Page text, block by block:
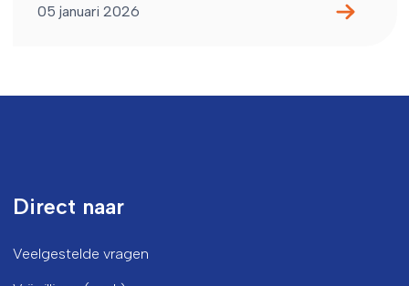
05 januari 2026
Direct naar
Veelgestelde vragen